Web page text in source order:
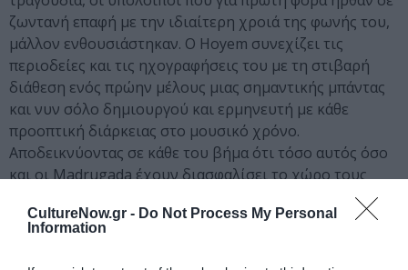
CultureNow.gr - Do Not Process My Personal
Information
ζωντανή επαφή με την ιδιαίτερη χροιά της φωνής του,
μάλλον ενθουσιάστηκαν. Ο Hoyem συνεχίζει τις
περιοδείες και τις ηχογραφήσεις του με τη στιβαρή
διάθεση ενός πρώην μέλους μιας σημαντικής μπάντας
και νυν σόλο δημιουργού και ερμηνευτή με κάθε
προοπτική διάρκειας στο μουσικό χρόνο.
Αποδεικνύοντας σε κάθε του βήμα ότι τόσο αυτός όσο
και οι Madrugada έχουν διασφαλίσει το χώρο τους
Ακολουθήστε το Culturenow.gr στο